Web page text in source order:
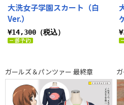
大洗女子学園スカート（白
Ver.）
¥14,300（税込）
ガールズ＆パンツァー 最終章